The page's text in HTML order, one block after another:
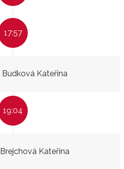
17:57
Budková Kateřina
19:04
Brejchová Kateřina